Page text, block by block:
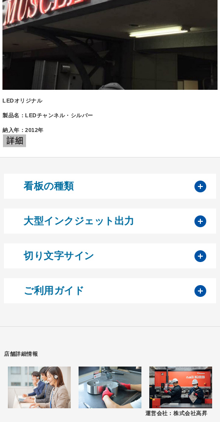
LEDオリジナル
製品名：LEDチャンネル・シルバー
納入年：2012年
看板の種類
大型インクジェット出力
切り文字サイン
ご利用ガイド
店舗詳細情報
運営会社 : 株式会社高昇